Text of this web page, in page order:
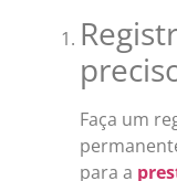
Faça um
para a